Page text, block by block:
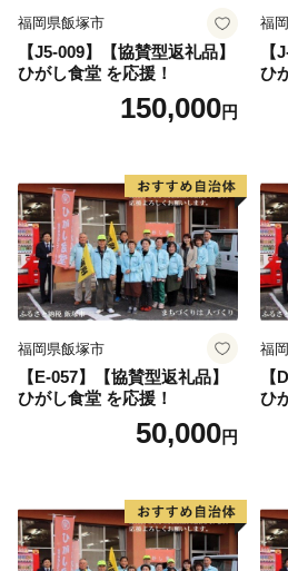
福岡県飯塚市
【J5-009】【協賛型返礼品】
ひがし食堂 を応援！
150,000円
福
【
ひ
福岡県飯塚市
【E-057】【協賛型返礼品】
ひがし食堂 を応援！
50,000円
福
【
ひ